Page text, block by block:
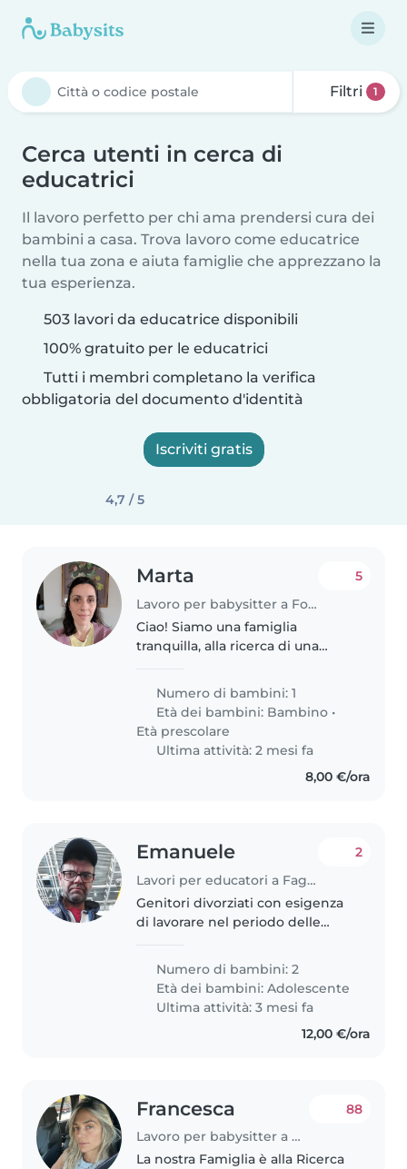
Filtri 1
Cerca utenti in cerca di
educatrici
Il lavoro perfetto per chi ama prendersi cura dei
bambini a casa. Trova lavoro come educatrice
nella tua zona e aiuta famiglie che apprezzano la
tua esperienza.
503 lavori da educatrice disponibili
100% gratuito per le educatrici
Tutti i membri completano la verifica
obbligatoria del documento d'identità
Iscriviti gratis
4,7 / 5
Marta
Lavoro per babysitter a Fonte Nuova
5
Ciao! Siamo una famiglia
tranquilla, alla ricerca di una
cura della bimba ed
eventualmente della casa. la
bimba ha 2 anni e mezzo, edè
tranquilla, ama..
Numero di bambini: 1
Età dei bambini: Bambino •
Età prescolare
Ultima attività: 2 mesi fa
8,00 €/ora
Emanuele
Lavori per educatori a Fagagna
2
Genitori divorziati con esigenza
di lavorare nel periodo delle
Numero di bambini: 2
Età dei bambini:Adolescente
Ultima attività: 3 mesi fa
12,00 €/ora
Francesca
Lavoro per babysitter a Roma
88
La nostra Famiglia è alla Ricerca